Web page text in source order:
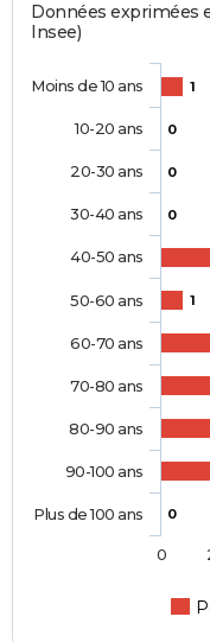
Données exprimées
Insee)
1
0
0
0
1
0
Moins de 10 ans
10-20 ans
20-30 ans
30-40 ans
40-50 ans
50-60 ans
60-70 ans
70-80 ans
80-90 ans
90-100 ans
Plus de 100 ans
0